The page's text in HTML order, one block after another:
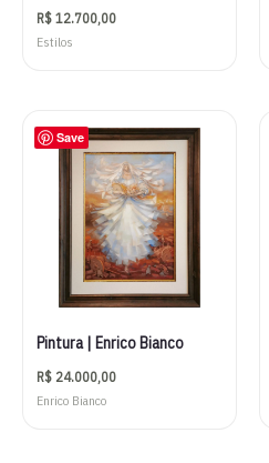
R$12.700,00
Estilos
Save
Pintura | Enrico Bianco
R$ 24.000,00
Enrico Bianco